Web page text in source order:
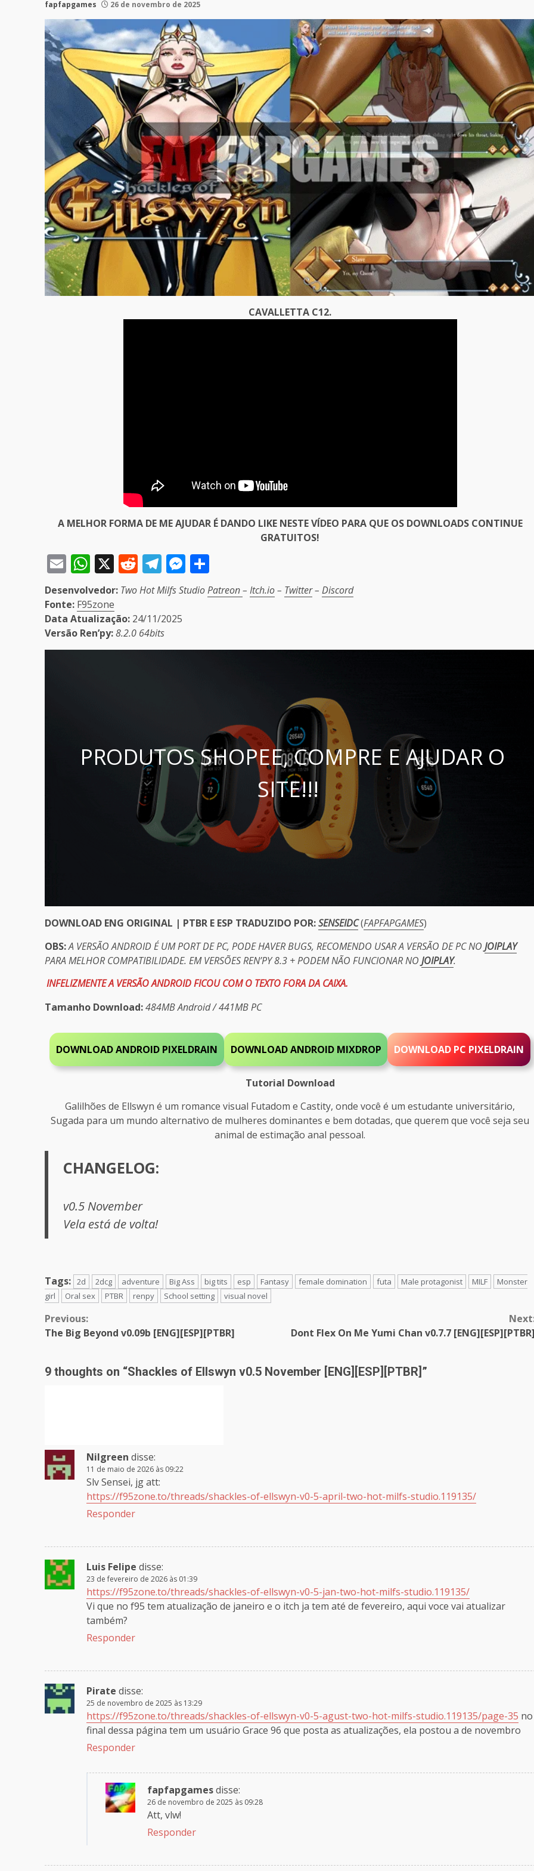
fapfapgames 26 de novembro de 2025
CAVALLETTA C12.
A MELHOR FORMA DE ME AJUDAR É DANDO LIKE NESTE VÍDEO PARA QUE OS DOWNLOADS CONTINUE
GRATUITOS!
EmailWhatsApp
X Reddit
Telegram
Messenger
Desenvolvedor: Two Hot Milfs StudioPatreon– Itch.io– Twitter– Discord
Fonte: F95zone
Data Atualização: 24/11/2025
Versão Ren’py:8.2.0 64bits
PRODUTOS SHOPEE, COMPRE E AJUDAR O
SITE!!!
DOWNLOAD ENG ORIGINAL | PTBR E ESP TRADUZIDO POR:SENSEIDC(FAPFAPGAMES)
OBS:A VERSÃO ANDROID É UM PORT DE PC, PODE HAVER BUGS, RECOMENDO USAR A VERSÃO DE PC NO JOIPLAY
PARA MELHOR COMPATIBILIDADE. EM VERSÕES REN’PY 8.3 + PODEM NÃO FUNCIONAR NO JOIPLAY.
INFELIZMENTE A VERSÃO ANDROID FICOU COM O TEXTO FORA DA CAIXA.
Tamanho Download:484MB Android / 441MB PC
DOWNLOAD ANDROID PIXELDRAIN DOWNLOAD ANDROID MIXDROP DOWNLOAD PC PIXELDRAIN
Tutorial Download
Galilhões de Ellswyn é um romance visual Futadom e Castity, onde você é um estudante universitário,
Sugada para um mundo alternativo de mulheres dominantes e bem dotadas, que querem que você seja seu
animal de estimação anal pessoal.
CHANGELOG:
v0.5 November
Vela está de volta!
Tags: 2d 2dcg adventure Big Ass big tits esp Fantasy female domination futa Male protagonist MILF
Monster
girl
Oral sex PTBR renpy School setting visual novel
Continue
Reading
Previous:
The Big Beyond v0.09b [ENG][ESP][PTBR]
Dont Flex On Me Yumi Chan v0.7.7
9 thoughts on “Shackles of Ellswyn v0.5 November [ENG][ESP][PTBR] ”
Nilgreen disse:
11 de maio de 2026 às 09:22
Slv Sensei, jg att:
https://f95zone.to/threads/shackles-of-ellswyn-v0-5-april-two-hot-milfs-studio.119135/
Responder
Luis Felipe disse:
23 de fevereiro de 2026 às 01:39
https://f95zone.to/threads/shackles-of-ellswyn-v0-5-jan-two-hot-milfs-studio.119135/
Vi que no f95 tem atualização de janeiro e o itch ja tem até de fevereiro, aqui voce vai atualizar
também?
Responder
Pirate disse:
25 de novembro de 2025 às 13:29
https://f95zone.to/threads/shackles-of-ellswyn-v0-5-agust-two-hot-milfs-studio.119135/page-35 no
final dessa página tem um usuário Grace 96 que posta as atualizações, ela postou a de novembro
Responder
fapfapgamesdisse:
26 de novembro de 2025 às 09:28
Att, vlw!
Responder